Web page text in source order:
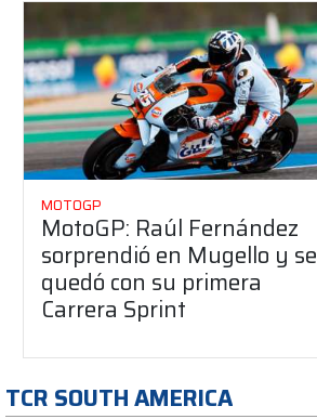
MOTOGP
MotoGP: Raúl Fernández
sorprendió en Mugello y se
quedó con su primera
Carrera Sprint
TCR SOUTH AMERICA